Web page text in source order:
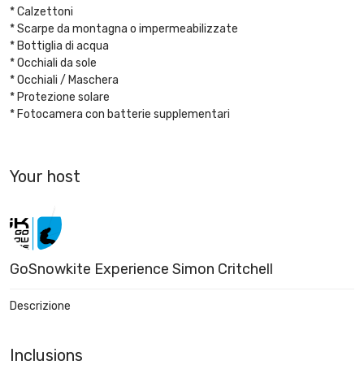
* Calzettoni
* Scarpe da montagna o impermeabilizzate
* Bottiglia di acqua
* Occhiali da sole
* Occhiali / Maschera
* Protezione solare
* Fotocamera con batterie supplementari
Your host
GoSnowkite Experience Simon Critchell
Descrizione
Inclusions